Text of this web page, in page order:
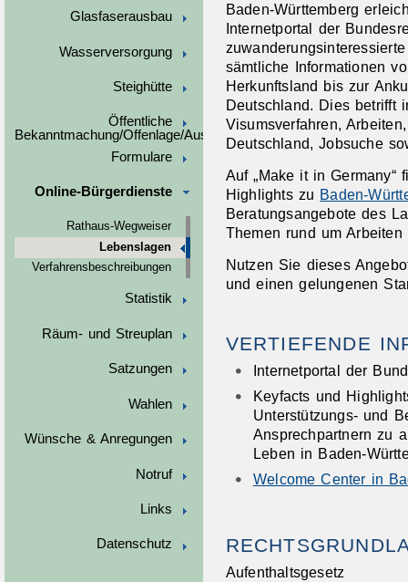
Glasfaserausbau
Wasserversorgung
Steighütte
Öffentliche
Bekanntmachung/Offenlage/Ausschreibungen
Formulare
Online-Bürgerdienste
Rathaus-Wegweiser
Lebenslagen
Verfahrensbeschreibungen
Statistik
Räum- und Streuplan
Satzungen
Wahlen
Wünsche & Anregungen
Notruf
Links
Datenschutz
Baden-Württemberg
Internetportal der
sämtliche Informationen
Herkunftsland bis zur
Deutschland. Dies betrifft
Visumsverfahren,
Deutschland, Jobsuche
Auf „Make it in
Highlights zu Baden-
Beratungsangebote des
Themen rund um
Nutzen Sie dieses
und einen gelungenen
VERTIEFENDE
Internetportal der
Keyfacts und
Unterstützungs- und
Ansprechpartnern zu
Leben in Baden-
Welcome Center in
Aufenthaltsgesetz